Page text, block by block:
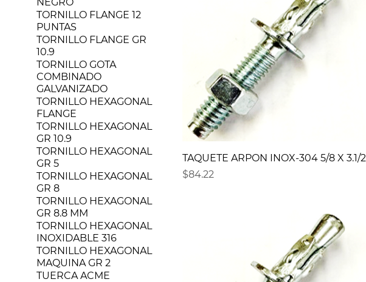
TORNILLO FLANGE 12
PUNTAS
TORNILLO FLANGE GR
10.9
TORNILLO GOTA
COMBINADO
GALVANIZADO
TORNILLO HEXAGONAL
FLANGE
TORNILLO HEXAGONAL
GR 10.9
TORNILLO HEXAGONAL
GR 5
TORNILLO HEXAGONAL
GR 8
TORNILLO HEXAGONAL
GR 8.8 MM
TORNILLO HEXAGONAL
INOXIDABLE 316
TORNILLO HEXAGONAL
MAQUINA GR 2
TUERCA ACME
TAQUETE ARPON INOX-304 5/8 X 3.1/2
Precio
$84.22